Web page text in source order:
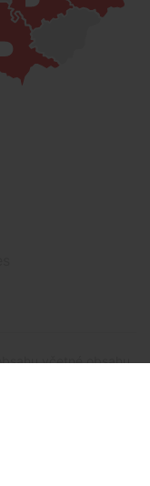
včetné obsahu